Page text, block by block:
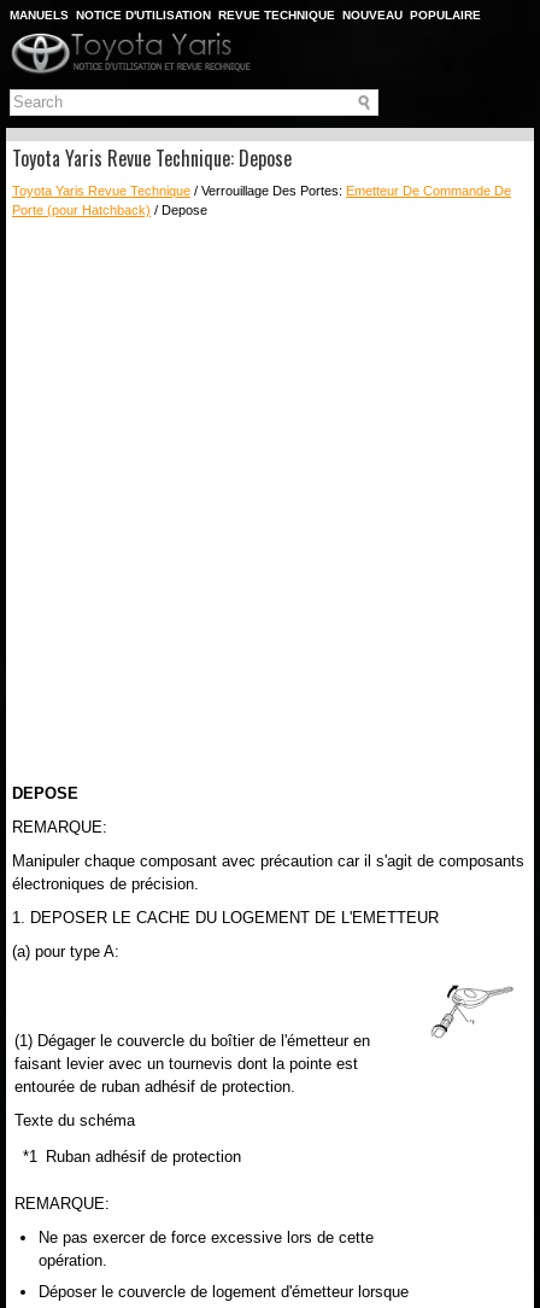
MANUELS NOTICE D'UTILISATION REVUE TECHNIQUE NOUVEAU POPULAIRE
PLAN DU SITE
CHERCHER
Toyota Yaris Revue Technique: Depose
Toyota Yaris Revue Technique / Verrouillage Des Portes: Emetteur De Commande De
Porte (pour Hatchback) / Depose
DEPOSE
REMARQUE:
Manipuler chaque composant avec précaution car il s'agit de composants
électroniques de précision.
1. DEPOSER LE CACHE DU LOGEMENT DE L'EMETTEUR
(a) pour type A:
(1) Dégager le couvercle du boîtier de l'émetteur en
faisant levier avec un tournevis dont la pointe est
entourée de ruban adhésif de protection.
Texte du schéma
*1
Ruban adhésif de protection
REMARQUE:
Ne pas exercer de force excessive lors de cette
opération.
Déposer le couvercle de logement d'émetteur lorsque